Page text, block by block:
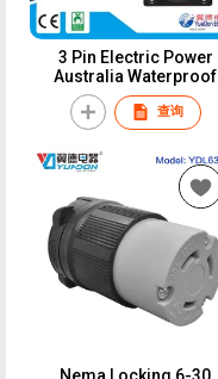
3 Pin Electric Power
Australia Waterproof
Socket
查询